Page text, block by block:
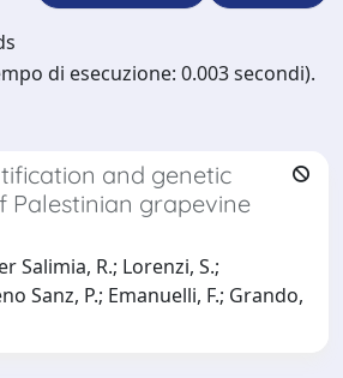
di esecuzione: 0.003 secondi).
and genetic
Palestinian grapevine
Salimia, R.; Lorenzi, S.;
Sanz, P.; Emanuelli, F.; Grando,